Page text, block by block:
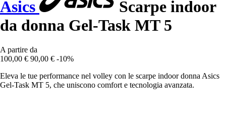
Asics
Scarpe indoor
da donna Gel-Task MT 5
A partire da
100,00 € 90,00 € -10%
Eleva le tue performance nel volley con le scarpe indoor donna Asics
Gel-Task MT 5, che uniscono comfort e tecnologia avanzata.